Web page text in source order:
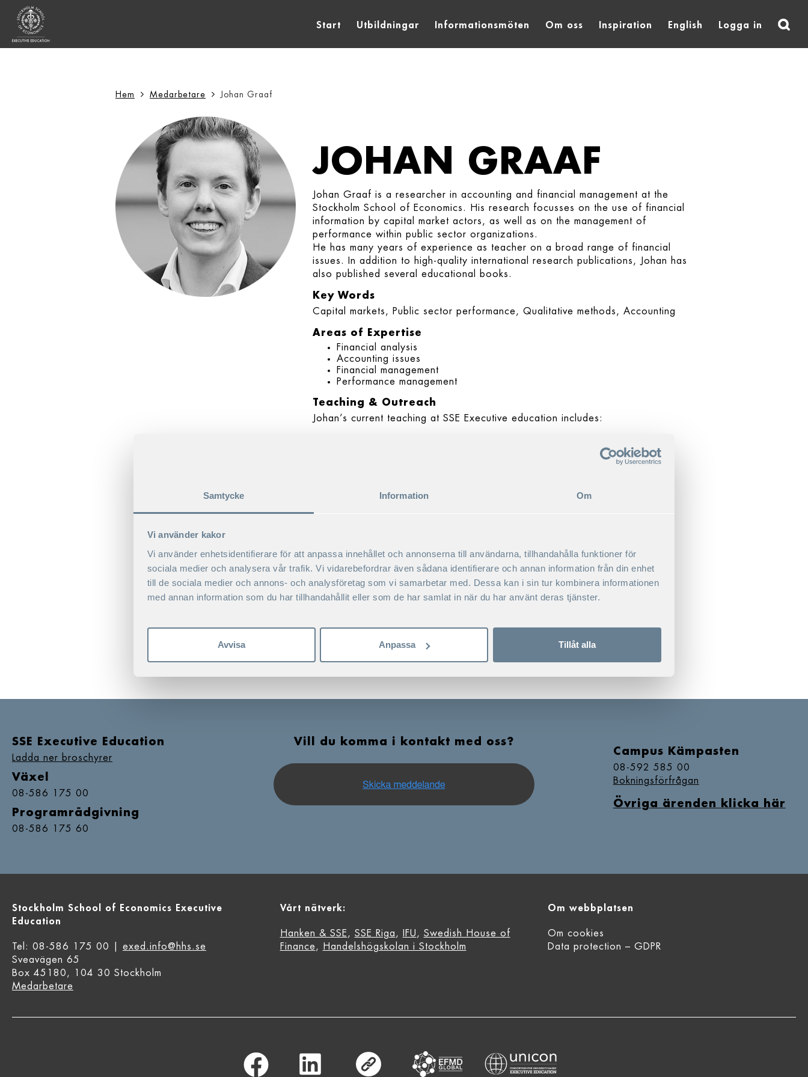
Samtycke Information Om
Vi använder kakor
Vi använder enhetsidentifierare för att anpassa innehållet och annonserna till användarna, tillhandahålla funktioner för
sociala medier och analysera vår trafik. Vi vidarebefordrar även sådana identifierare och annan information från din enhet
till de sociala medier och annons- och analysföretag som vi samarbetar med. Dessa kan i sin tur kombinera informationen
med annan information som du har tillhandahållit eller som de har samlat in när du har använt deras tjänster.
Avvisa Anpassa Tillåt alla
Start Utbildningar Informationsmöten Om oss Inspiration English
Logga in
Hem Medarbetare Johan Graaf
JOHAN GRAAF
Johan Graaf is a researcher in accounting and financial management at the
Stockholm School of Economics. His research focusses on the use of financial
information by capital market actors, as well as on the management of
performance within public sector organizations.
He has many years of experience as teacher on a broad range of financial
issues. In addition to high-quality international research publications, Johan has
also published several educational books.
Key Words
Capital markets, Public sector performance, Qualitative methods, Accounting
Areas of Expertise
Financial analysis
Accounting issues
Financial management
Performance management
Teaching & Outreach
Johan’s current teaching at SSE Executive education includes:
−Executive Management for Construction and Real Estate – SBL
Nationality
Swedish
SSE Executive Education
Ladda ner broschyrer
Växel
08-586 175 00
Programrådgivning
08-586 175 60
Vill du komma i kontakt med oss?
Campus Kämpasten
08-592 585 00
Bokningsförfrågan
Övriga ärenden klicka här
Stockholm School of Economics Executive
Education
Tel: 08-586 175 00 | exed.info@hhs.se
Sveavägen 65
Box 45180, 104 30 Stockholm
Medarbetare
Vårt nätverk:
Hanken & SSE , SSE Riga , IFU , Swedish House of
Finance, Handelshögskolan i Stockholm
Om webbplatsen
Om cookies
Data protection – GDPR